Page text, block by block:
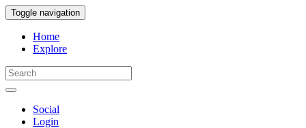
Toggle navigation
Home
Explore
Social
Login